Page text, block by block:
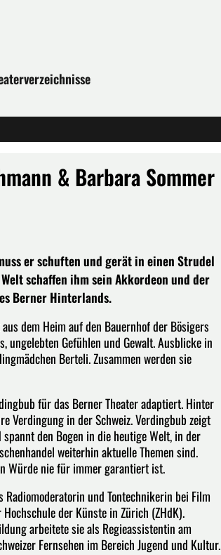
& Barbara Sommer
er schuften und gerät in einen Strudel
schaffen ihm sein Akkordeon und der
Berner Hinterlands.
dem Heim auf den Bauernhof der Bösigers
Gefühlen und Gewalt. Ausblicke in
Berteli. Zusammen werden sie
für das Berner Theater adaptiert. Hinter
Verdingung in der Schweiz. Verdingbub zeigt
den Bogen in die heutige Welt, in der
weiterhin aktuelle Themen sind.
Würde nie für immer garantiert ist.
Radiomoderatorin und Tontechnikerin bei Film
der Künste in Zürich (ZHdK).
arbeitete sie als Regieassistentin am
Fernsehen im Bereich Jugend und Kultur.